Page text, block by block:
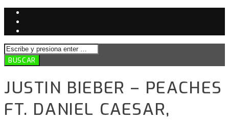
JUSTIN BIEBER – PEACHES
FT. DANIEL CAESAR,